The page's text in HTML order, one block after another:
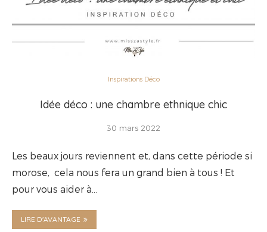
Inspirations Déco
Idée déco : une chambre ethnique chic
30 mars 2022
Les beaux jours reviennent et, dans cette période si
morose, cela nous fera un grand bien à tous ! Et
pour vous aider à…
LIRE D'AVANTAGE